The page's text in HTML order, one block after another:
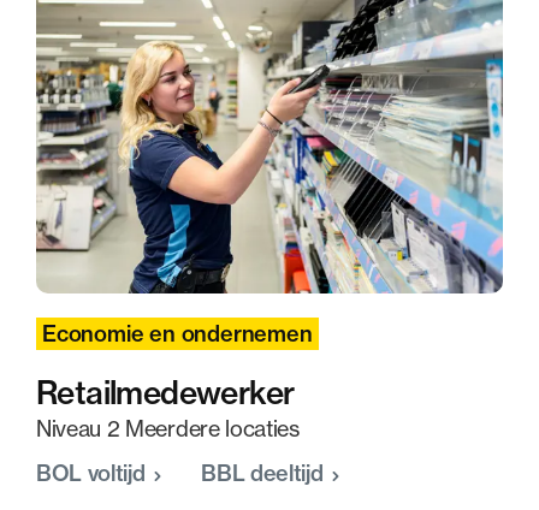
Retailmedewerker
Economie en ondernemen
Niveau 2 Meerdere locaties
BOL voltijd
BBL deeltijd